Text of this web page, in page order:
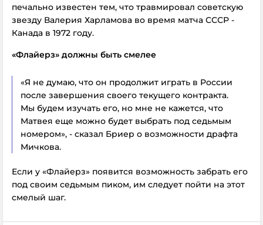
печально известен тем, что травмировал советскую
звезду Валерия Харламова во время матча СССР -
Канада в 1972 году.
«Флайерз» должны быть смелее
«Я не думаю, что он продолжит играть в России
после завершения своего текущего контракта.
Мы будем изучать его, но мне не кажется, что
Матвея еще можно будет выбрать под седьмым
номером», - сказал Бриер о возможности драфта
Мичкова.
Если у «Флайерз» появится возможность забрать его
под своим седьмым пиком, им следует пойти на этот
смелый шаг.